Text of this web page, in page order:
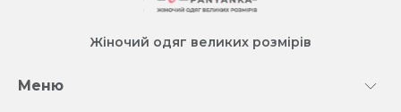
Жіночий одяг великих розмірів
Меню